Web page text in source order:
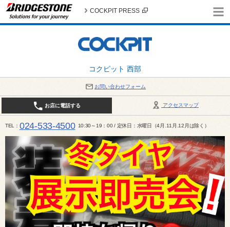
コクピット 西部
COCKPIT PRESS
お問い合わせフォーム
アクセスマップ
お店に電話する
TEL 024-533-4500 10:30～19：00 / 定休日：水曜日（4月.11月.12月